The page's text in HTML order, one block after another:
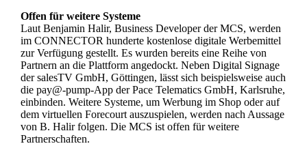
Offen für weitere Systeme
Laut Benjamin Halir, Business Developer der MCS, werden
im CONNECTOR hunderte kostenlose digitale Werbemittel
zur Verfügung gestellt. Es wurden bereits eine Reihe von
Partnern an die Plattform angedockt. Neben Digital Signage
der salesTV GmbH, Göttingen, lässt sich beispielsweise auch
die pay@-pump-App der Pace Telematics GmbH, Karlsruhe,
einbinden. Weitere Systeme, um Werbung im Shop oder auf
dem virtuellen Forecourt auszuspielen, werden nach Aussage
von B. Halir folgen. Die MCS ist offen für weitere
Partnerschaften.